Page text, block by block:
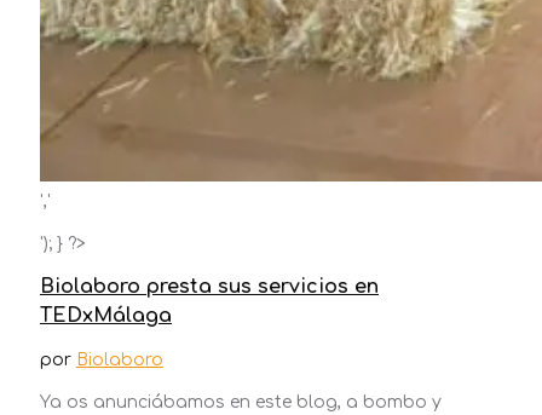
','
'); } ?>
Biolaboro presta sus servicios en
TEDxMálaga
por Biolaboro
Ya os anunciábamos en este blog, a bombo y